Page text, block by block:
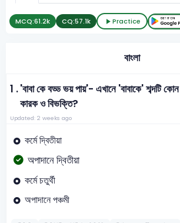
MCQ:61.2k CQ:57.1k Practice
বাংলা
1 .'বাবা কে বড্ড ভয় পায়'- এখানে 'বাবাকে' শব্দটি কোন
কারক ও বিভক্তি?
Updated: 2 weeks ago
কর্মে দ্বিতীয়া
অপাদানে দ্বিতীয়া
কর্মে চতুর্থী
অপাদানে পঞ্চমী